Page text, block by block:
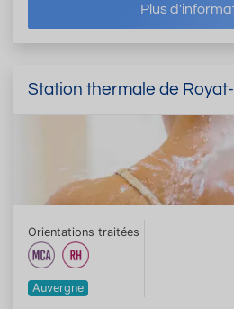
Plus
Station thermale de
Orientations traitées
Auvergne